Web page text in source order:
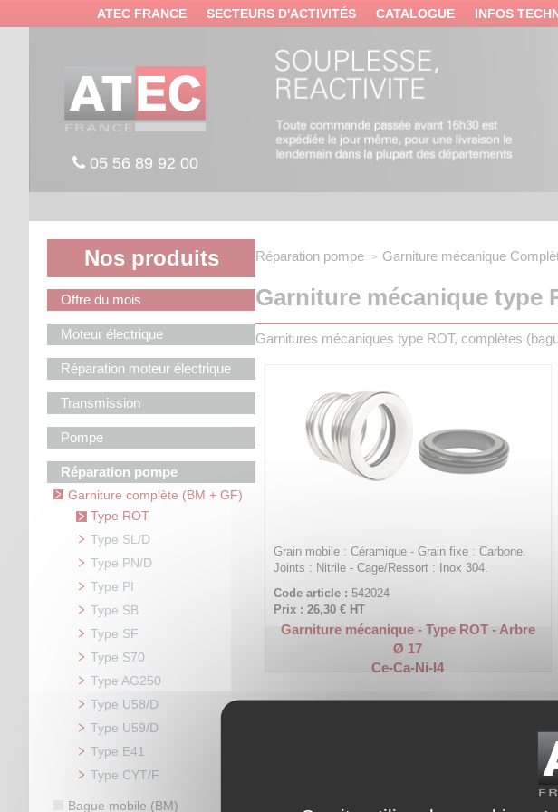
ATEC FRANCE SECTEURS D'ACTIVITÉS CATALOGUE INFOS
05 56 89 92 00
Nos produits
Offre du mois
Moteur électrique
Réparation moteur électrique
Transmission
Pompe
Réparation pompe
Garniture complète (BM + GF)
Type ROT
Type SL/D
Type PN/D
Type PI
Type SB
Type SF
Type S70
Type AG250
Type U58/D
Type U59/D
Type E41
Type CYT/F
Bague mobile (BM)
Réparation pompe Garniture mécanique
Garniture mécanique type
Garnitures mécaniques type ROT, complètes
Grain mobile : Céramique - Grain fixe : Carbone.
Joints : Nitrile - Cage/Ressort : Inox 304.
Code article : 542024
Prix : 26,30 € HT
Garniture mécanique - Type ROT - Arbre
Ø 17
Ce-Ca-Ni-I4
Panneau de gestion des cookies